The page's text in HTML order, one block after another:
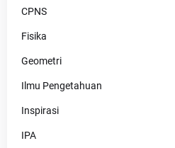
CPNS
Fisika
Geometri
Ilmu Pengetahuan
Inspirasi
IPA